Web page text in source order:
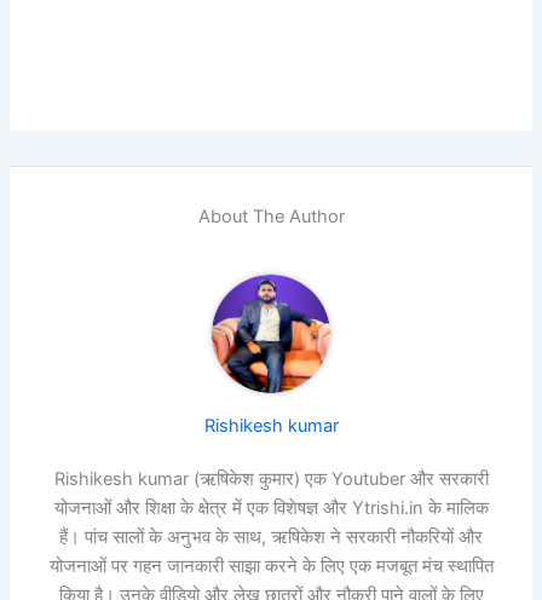
About The Author
Rishikesh kumar
Rishikesh kumar (ऋषिकेश कुमार) एक Youtuber और सरकारी
योजनाओं और शिक्षा के क्षेत्र में एक विशेषज्ञ और Ytrishi.in के मालिक
हैं। पांच सालों के अनुभव के साथ, ऋषिकेश ने सरकारी नौकरियों और
योजनाओं पर गहन जानकारी साझा करने के लिए एक मजबूत मंच स्थापित